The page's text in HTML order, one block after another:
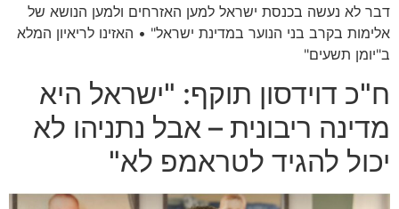
דבר לא נעשה בכנסת ישראל למען האזרחים ולמען הנושא של
אלימות בקרב בני הנוער במדינת ישראל" • האזינו לריאיון המלא
ב"יומן תשעים"
ח"כ דוידסון תוקף: "ישראל היא
מדינה ריבונית – אבל נתניהו לא
יכול להגיד לטראמפ לא"